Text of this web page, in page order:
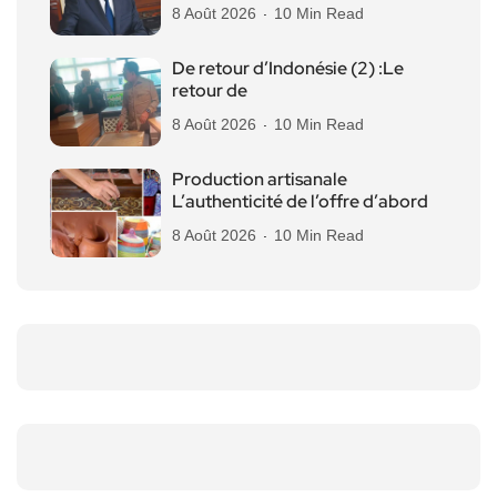
8 Août 2026 10 Min Read
De retour d’Indonésie (2) :Le
retour de
8 Août 2026 10 Min Read
Production artisanale
L’authenticité de l’offre d’abord
8 Août 2026 10 Min Read